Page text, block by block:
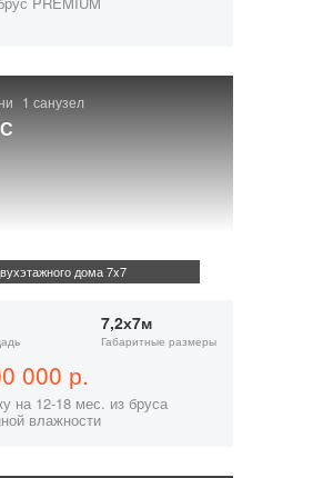
1 санузел
дома 7x7
7,2х7м
Габаритные размеры
000 р.
на 12-18 мес. из бруса
влажности